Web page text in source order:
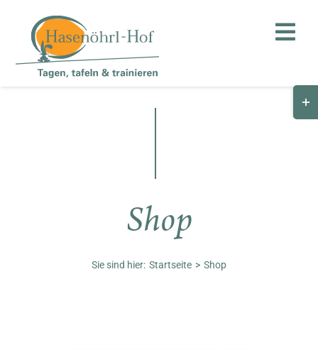
springen
Unternehmen
Shop
Sie sind hier: Startseite Shop